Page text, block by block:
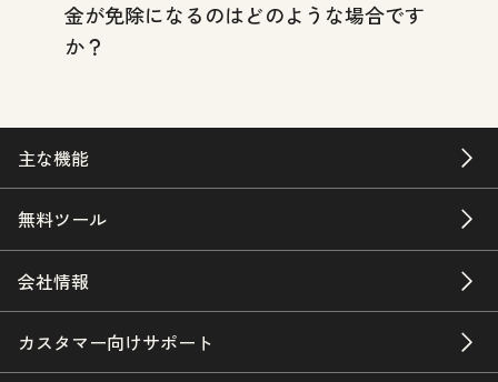
金が免除になるのはどのような場合です
か？
主な機能
無料ツール
会社情報
カスタマー向けサポート